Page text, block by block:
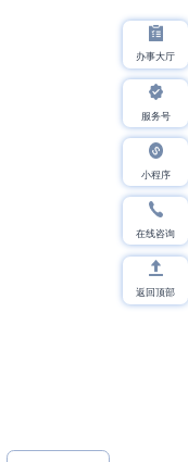
办事大厅
服务号
小程序
在线咨询
返回顶部